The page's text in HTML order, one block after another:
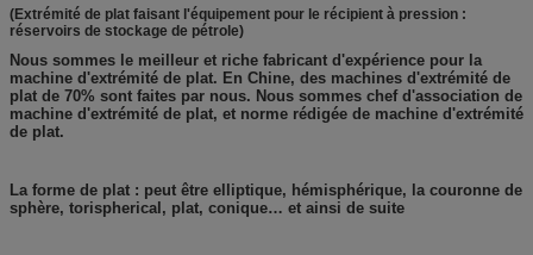
(Extrémité de plat faisant l'équipement pour le récipient à pression :
réservoirs de stockage de pétrole)
Nous sommes le meilleur et riche fabricant d'expérience pour la
machine d'extrémité de plat. En Chine, des machines d'extrémité de
plat de 70% sont faites par nous. Nous sommes chef d'association de
machine d'extrémité de plat, et norme rédigée de machine d'extrémité
de plat.
La forme de plat : peut être elliptique, hémisphérique, la couronne de
sphère, torispherical, plat, conique… et ainsi de suite